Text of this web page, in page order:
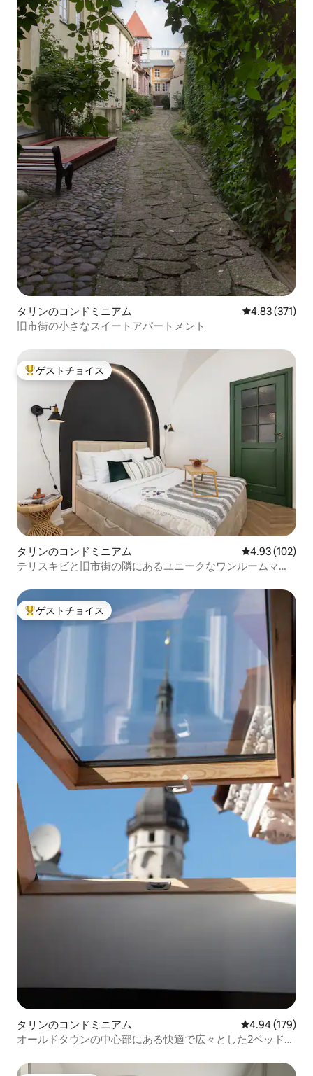
タリンのコンドミニアム レビュー371
4.83 (371)
旧市街の小さなスイートアパートメント
大好評のゲストチョイスです。
ゲストチョイス
タリンのコンドミニアム レビュー102
4.93 (102)
テリスキビと旧市街の隣にあるユニークなワンルームマン
大好評のゲストチョイスです。
ゲストチョイス
タリンのコンドミニアム レビュー179
4.94 (179)
オールドタウンの中心部にある快適で広々とした2ベッドル